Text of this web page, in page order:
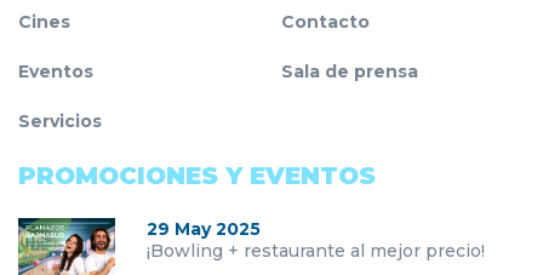
Cines
Eventos
Servicios
Contacto
Sala de prensa
PROMOCIONES Y EVENTOS
29 May 2025
¡Bowling + restaurante al mejor precio!